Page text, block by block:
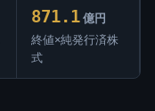
871.1 億円
終値×純発行済株
式